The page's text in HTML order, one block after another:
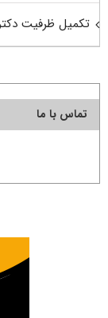
تکمیل ظرفیت
تماس با ما